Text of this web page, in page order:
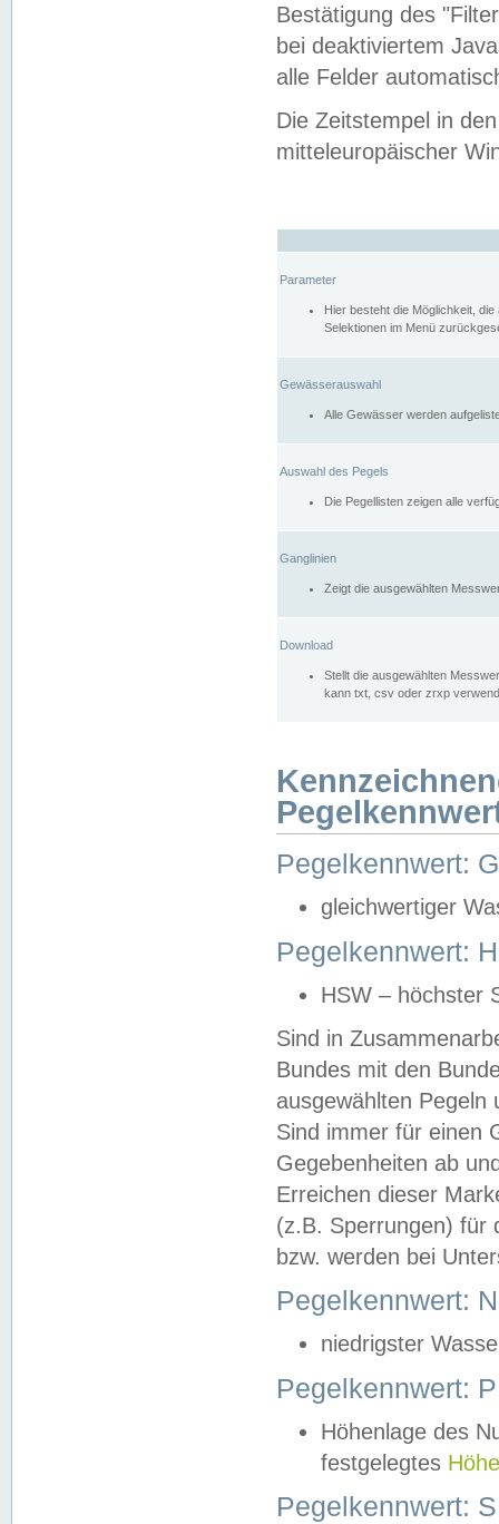
Bestätigung des
bei deaktiviertem
alle Felder
Die Zeitstempel in
mitteleuropäischer
Parameter
Hier besteht die Möglichkeit,
Selektionen im Menü
Gewässerauswahl
Alle Gewässer werden
Auswahl des Pegels
Die Pegellisten zeigen alle
Ganglinien
Zeigt die ausgewählten
Download
Stellt die ausgewählten
kann txt, csv oder zrxp
Pegelkennwert:
gleichwertiger
Pegelkennwert:
HSW – höchster
Sind in
Bundes mit den
ausgewählten
Sind immer für einen
Gegebenheiten ab
Erreichen dieser
(z.B. Sperrungen) für
bzw. werden bei
Pegelkennwert:
niedrigster
Pegelkennwert:
Höhenlage des
festgelegtes
Pegelkennwert: